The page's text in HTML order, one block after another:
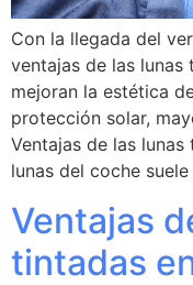
Con la llegada del
ventajas de las
mejoran la estética
protección solar,
Ventajas de las
lunas del coche
Ventajas
tintadas